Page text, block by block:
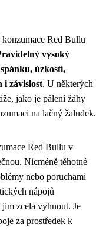
Red Bullu
vysoký
úzkosti,
i závislost. U některých
jako je pálení žáhy
na lačný žaludek.
Red Bullu v
Nicméně těhotné
nebo poruchami
nápojů
zcela vyhnout. Je
za prostředek k